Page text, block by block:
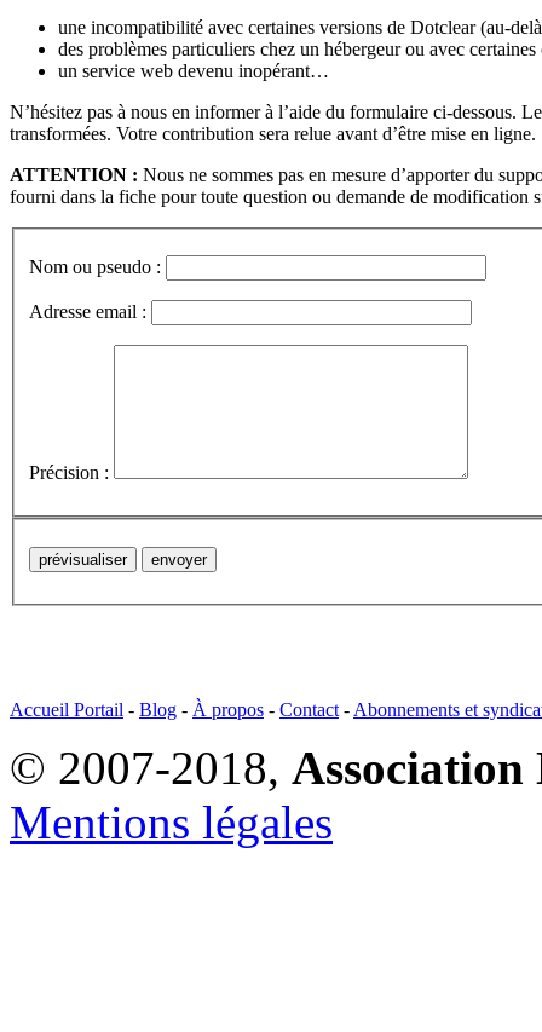
une incompatibilité avec certaines versions de Dotclear (au-
des problèmes particuliers chez un hébergeur ou avec
un service web devenu inopérant…
N’hésitez pas à nous en informer à l’aide du formulaire ci-dessous.
transformées. Votre contribution sera relue avant d’être mise en ligne.
ATTENTION : Nous ne sommes pas en mesure d’apporter du
fourni dans la fiche pour toute question ou demande de modification
Nom ou pseudo :
Adresse email :
Précision :
Accueil Portail - Blog - À propos - Contact - Abonnements et
© 2007-2018, Association
Mentions légales